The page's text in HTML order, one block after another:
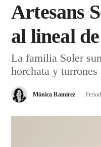
Artesans
al lineal
La familia Soler
horchata y turrones
Mónica Ramírez